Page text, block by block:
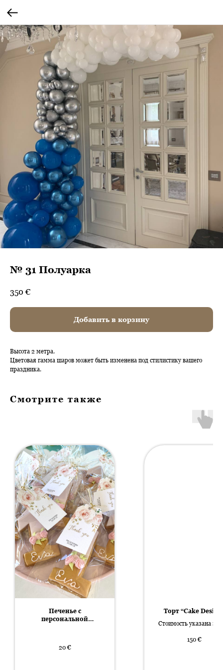
№ 31 Полуарка
350 €
Добавить в корзину
Высота 2 метра.
Цветовая гамма шаров может быть изменена под стилистику вашего
праздника.
Смотрите также
Печенье с
персональной
20 €
Торт “Cake
Стоимость указана за
150 €